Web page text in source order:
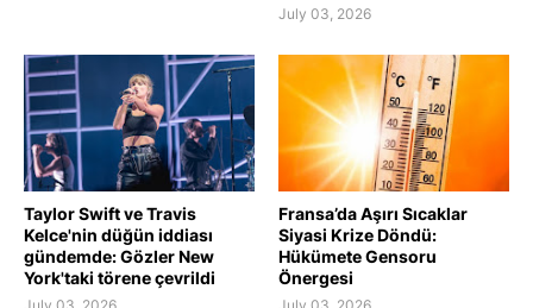
July 03, 2026
Taylor Swift ve Travis
Kelce'nin düğün iddiası
gündemde: Gözler New
York'taki törene çevrildi
Fransa’da Aşırı Sıcaklar
Siyasi Krize Döndü:
Hükümete Gensoru
Önergesi